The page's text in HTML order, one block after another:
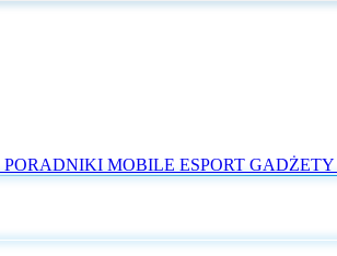
PORADNIKI MOBILE ESPORT GADŻETY